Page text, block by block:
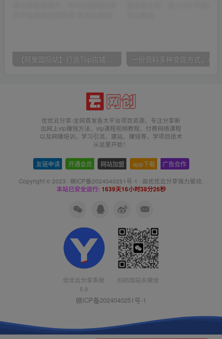
优优云分享-全网首发各大平台项目资源、专注分享新
出网上vip赚钱方法、vip课程视频教程、付费网络课程
以及网赚培训，学习引流、建站、赚钱等，学项目技术
从这里开始！
友链申请 开通会员 网站加盟 app下载 广告合作
Copyright © 2023 · 赣ICP备2024040251号-1 · 由优优云分享强力驱动.
本站已安全运行: 1639天16小时38分26秒
优优云分享系统
5.0
扫码加站长微信
赣ICP备2024040251号-1